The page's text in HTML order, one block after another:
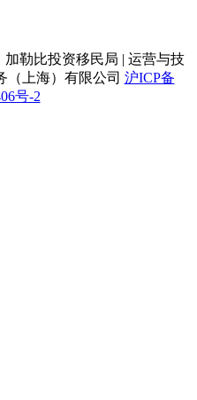
加勒比投资移民局 | 运营与技
（上海）有限公司 沪ICP备
号-2